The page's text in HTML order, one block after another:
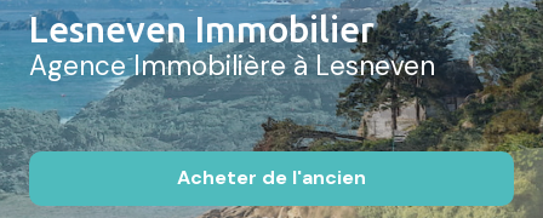
Lesneven Immobilier
Agence Immobilière à Lesneven
Acheter de l'ancien